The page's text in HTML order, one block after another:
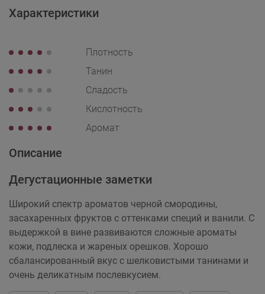
Характеристики
Плотность
Танин
Сладость
Кислотность
Аромат
Описание
Дегустационные заметки
Широкий спектр ароматов черной смородины,
засахаренных фруктов с оттенками специй и ванили. С
выдержкой в вине развиваются сложные ароматы
кожи, подлеска и жареных орешков. Хорошо
сбалансированный вкус с шелковистыми танинами и
очень деликатным послевкусием.